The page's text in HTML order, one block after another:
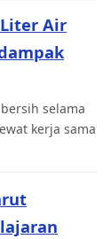
Air
selama
kerja sama